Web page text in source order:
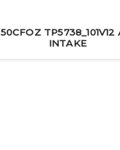
50CFOZ TP5738_101V12
INTAKE